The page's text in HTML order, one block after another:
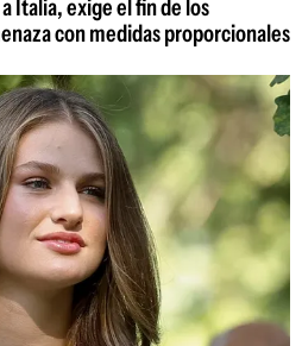
Italia, exige el fin de los
con medidas proporcionales